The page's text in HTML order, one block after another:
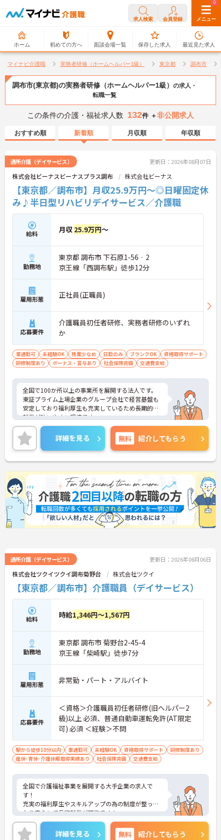
求人検索 会員登録 メニュー
ホーム 初めての方へ 面談会場一覧
0
保存した求人
0
最近見た求人
マイナビ介護職 実務者研修（ホームヘルパー1級） 東京都 調布市
調布市(東京都)の実務者研修（ホームヘルパー1級） の求人・
転職一覧
この条件の介護・福祉求人数 132件 ＋非公開求人
おすすめ順 新着順 月収順 年収順
通所介護（デイサービス） 更新日：2026年08月07日
株式会社ビーナスビーナスプラス調布 株式会社ビーナス
【東京都／調布市】月収25.9万円～◎日曜固定休
み♪半日型リハビリデイサービス／介護職
給料 月収 25.9万円～
勤務地
東京都 調布市 下石原1-56‐2
京王線「西調布駅」徒歩12分
雇用形態 正社員(正職員)
応募要件
介護職員初任者研修、実務者研修のいずれ
か
車通勤可 未経験OK 残業少なめ 日勤のみ ブランクOK
資格取得サポート
研修制度あり
ボーナス・賞与あり 社会保険完備 交通費支給
全国で100か所以上の事業所を展開する法人です。
東証プライム上場企業のグループ会社で経営基盤も
安定しており福利厚生も充実しているため長期的な
就業が叶いやすい環境です。
また、キャリアパス制度が整っているので、経験が
浅い方・ブランクがある方も高い目標をもって仕事
に取り組んでいただけます◎
ご興味ある方には、面接対策ポイントなど、さらに
詳細をお話しいたしますのでお気軽にご相談くださ
い！
詳細を見る 無料 紹介してもらう
通所介護（デイサービス） 更新日：2026年08月06日
株式会社ツクイツクイ調布菊野台 株式会社ツクイ
【東京都／調布市】介護職員（デイサービス）
給料 時給1,346円～1,567円
勤務地
東京都 調布市 菊野台2-45-4
京王線「柴崎駅」徒歩7分
雇用形態 非常勤・パート・アルバイト
応募要件
＜資格＞介護職員初任者研修(旧ヘルパー2
級)以上 必須、普通自動車運転免許(AT限定
可) 必須 ＜経験＞不問
駅から徒歩10分以内 車通勤可 未経験OK 資格取得サポート
研修制度あり
産休･育休･介護休暇取得実績あり
社会保険完備 交通費支給
全国で介護福祉事業を展開する大手企業の求人で
す！
充実の福利厚生やスキルアップの為の制度が整って
おり安心して長期就業が可能です！
ご興味ある方には、面接のポイントなど、さらに詳
細をお話致しますのでお気軽にご相談ください。
詳細を見る 無料 紹介してもらう